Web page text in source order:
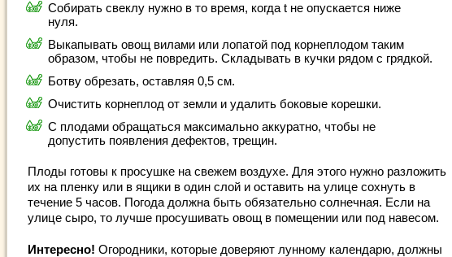
Собирать свеклу нужно в то время, когда t не опускается ниже
нуля.
Выкапывать овощ вилами или лопатой под корнеплодом таким
образом, чтобы не повредить. Складывать в кучки рядом с грядкой.
Ботву обрезать, оставляя 0,5 см.
Очистить корнеплод от земли и удалить боковые корешки.
С плодами обращаться максимально аккуратно, чтобы не
допустить появления дефектов, трещин.
Плоды готовы к просушке на свежем воздухе. Для этого нужно разложить
их на пленку или в ящики в один слой и оставить на улице сохнуть в
течение 5 часов. Погода должна быть обязательно солнечная. Если на
улице сыро, то лучше просушивать овощ в помещении или под навесом.
Интересно! Огородники, которые доверяют лунному календарю, должны